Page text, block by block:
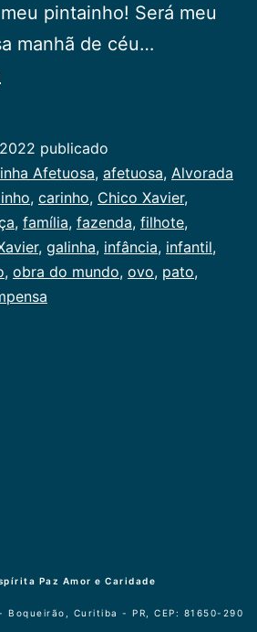
pintainho! Será meu
manhã de céu…
publicado
Afetuosa, afetuosa, Alvorada
, carinho, Chico Xavier,
, família, fazenda, filhote,
, galinha, infância, infantil,
, obra do mundo, ovo, pato,
Paz Amor e Caridade
Boqueirão, Curitiba - PR, CEP: 81650-290